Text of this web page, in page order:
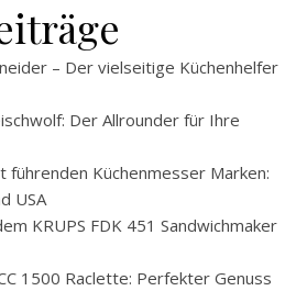
– Der vielseitige Küchenhelfer
Der Allrounder für Ihre
Küchenmesser Marken:
USA
KRUPS FDK 451 Sandwichmaker
1500 Raclette: Perfekter Genuss